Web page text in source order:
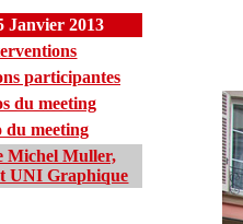
Janvier 2013
participantes
du meeting
du meeting
Michel Muller,
UNI Graphique